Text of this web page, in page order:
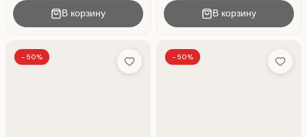
В корзину В корзину
-50%
Add to Wish List
-50%
Add to